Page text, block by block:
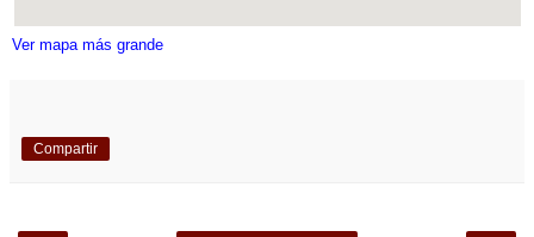
Ver mapa más grande
Compartir